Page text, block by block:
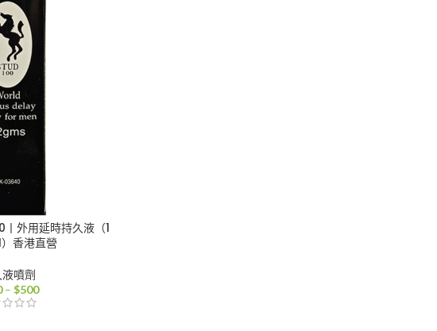
外用延時持久液（1
香港直營
噴劑
– $500價